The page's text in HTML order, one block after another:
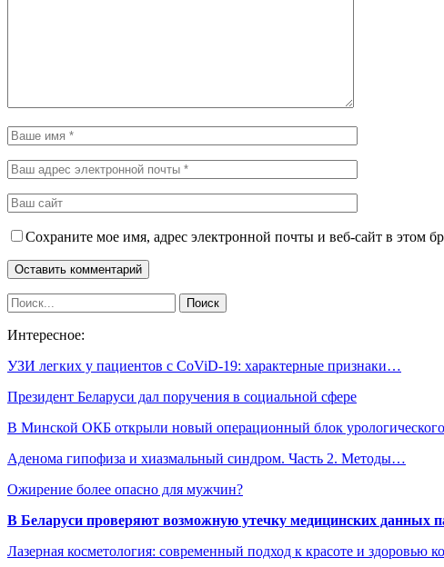
Сохраните мое имя, адрес электронной почты и веб-сайт в этом
Интересное:
УЗИ легких у пациентов с CoViD-19: характерные признаки…
Президент Беларуси дал поручения в социальной сфере
В Минской ОКБ открыли новый операционный блок
Аденома гипофиза и хиазмальный синдром. Часть 2. Методы…
Ожирение более опасно для мужчин?
В Беларуси проверяют возможную утечку медицинских данных
Лазерная косметология: современный подход к красоте и здоровью